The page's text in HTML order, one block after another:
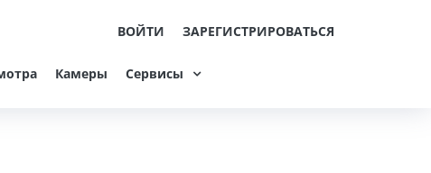
ВОЙТИ ЗАРЕГИСТРИРОВАТЬСЯ
Камеры Сервисы